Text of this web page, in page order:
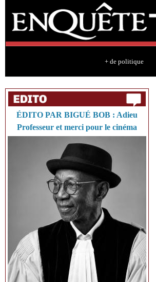
+ de politique
ÉDITO PAR BIGUÉ BOB : Adieu
Professeur et merci pour le cinéma